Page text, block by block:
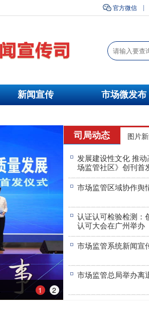
官方微信
新闻宣传 市场微发布
1 2
司局动态 图片
发展建设性文化 推
场监管社区》创刊首
市场监管区域协作舆
认证认可检验检测：
认可大会在广州举办
市场监管系统新闻宣
市场监管总局举办离